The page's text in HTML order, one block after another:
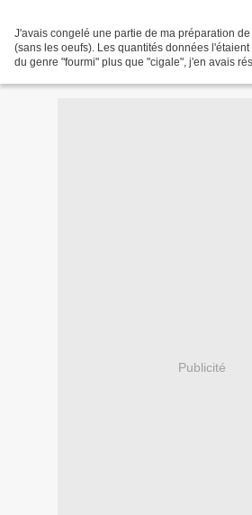
J'avais congelé une partie de ma préparation de
(sans les oeufs). Les quantités données
du genre "fourmi" plus que "cigale", j'en avais
Publicité